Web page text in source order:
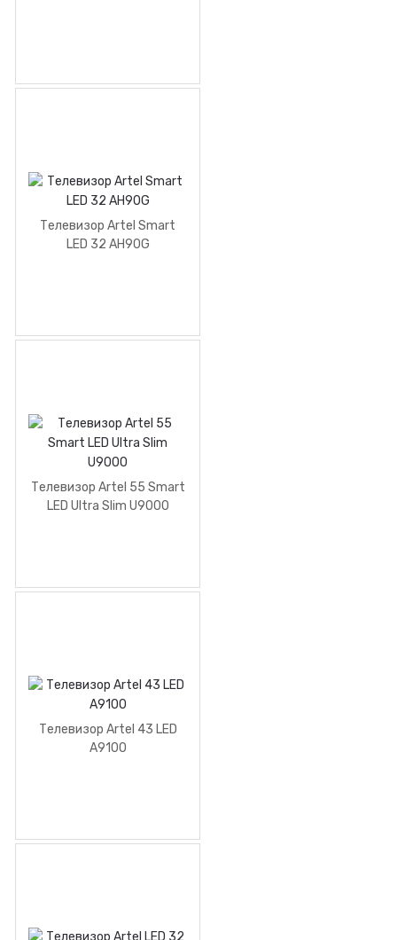
Телевизор Artel Smart
LED 32 AH90G
Телевизор Artel 55 Smart
LED Ultra Slim U9000
Телевизор Artel 43 LED
A9100